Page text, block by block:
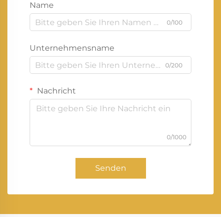
Name
0/100
Unternehmensname
0/200
Nachricht
0/1000
Senden